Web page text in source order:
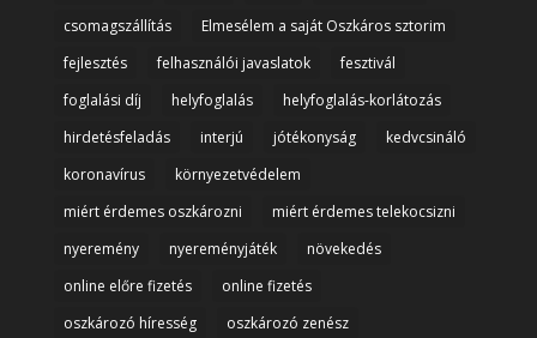
csomagszállítás
Elmesélem a saját Oszkáros sztorim
fejlesztés
felhasználói javaslatok
fesztivál
foglalási díj
helyfoglalás
helyfoglalás-korlátozás
hirdetésfeladás
interjú jótékonyság
kedvcsináló
koronavírus
környezetvédelem
miért érdemes oszkározni
miért érdemes telekocsizni
nyeremény
nyereményjáték
növekedés
online előre fizetés
online fizetés
oszkározó híresség
oszkározó zenész